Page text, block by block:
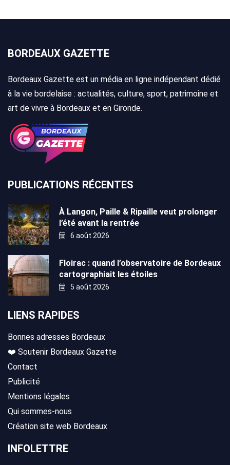
BORDEAUX GAZETTE
Bordeaux Gazette est un média en ligne indépendant dédié
à la vie bordelaise : actualités, culture, sport, patrimoine et
art de vivre à Bordeaux et en Gironde.
PUBLICATIONS RÉCENTES
À Langon, Paille & Ripaille veut prolonger
l’été avant la rentrée
6 août 2026
Floirac : quand l’observatoire de Bordeaux
cartographiait les étoiles
5 août 2026
LIENS RAPIDES
Bonnes adresses Bordeaux
❤️ Soutenir Bordeaux Gazette
Contact
Publicité
Mentions légales
Qui sommes-nous
Création site web Bordeaux
INFOLETTRE